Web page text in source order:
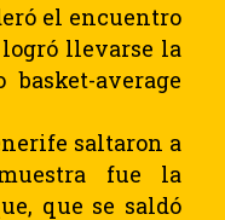
el encuentro
llevarse la
average
saltaron a
fue la
que se saldó